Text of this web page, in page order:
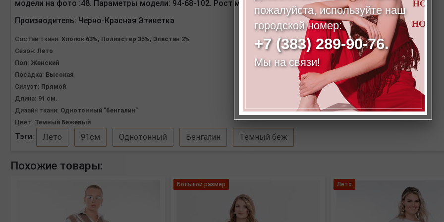
модели на фото :48. Параметры модели: 94-68-102. Рост модели на фото : 175 см.
Производитель: Черно-Красная Этикетка
Состав ткани: Хлопок 63%, Полиэстер 35%, Эластан 2%
Сезон: Лето
Пол: Женский
Посадка: Высокая
Силуэт: Прямой
Длина: 91 см.
Дизайн ткани: Однотонный "бенгалин"
Цвет: Темный Бежевый
Тэги: Лето 91см Однотонный Бенгалин Темный беж
Похожие товары:
Большой размер Лето
пожалуйста, используйте наш
городской номер:
+7 (383) 289-90-76.
Мы на связи!